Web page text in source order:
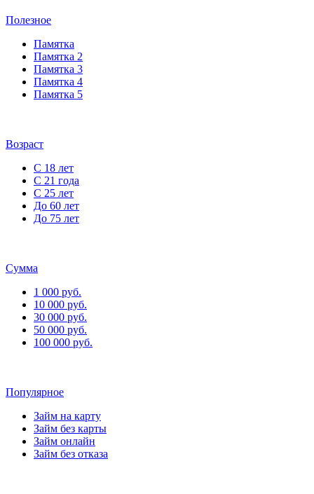
Полезное
Памятка
Памятка 2
Памятка 3
Памятка 4
Памятка 5
Возраст
С 18 лет
С 21 года
С 25 лет
До 60 лет
До 75 лет
Сумма
1 000 руб.
10 000 руб.
30 000 руб.
50 000 руб.
100 000 руб.
Популярное
Займ на карту
Займ без карты
Займ онлайн
Займ без отказа